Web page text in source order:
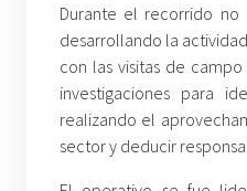
Durante el recorrido no
desarrollando la
con las visitas de
investigaciones para
realizando el
sector y deducir